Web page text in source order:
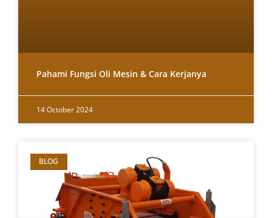
Pahami Fungsi Oli Mesin & Cara Kerjanya
14 October 2024
BLOG